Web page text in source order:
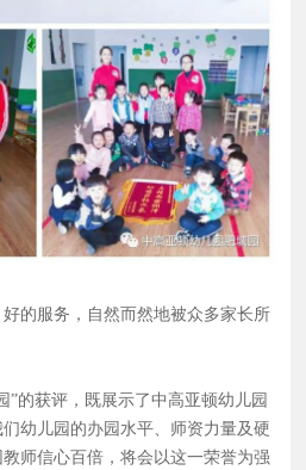
服务，自然而然地被众多家长所
获评，既展示了中高亚顿幼儿园
幼儿园的办园水平、师资力量及硬
师信心百倍，将会以这一荣誉为强